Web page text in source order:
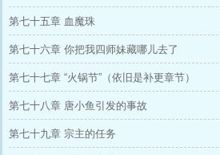
第七十五章 血魔珠
第七十六章 你把我四师妹藏哪儿去了
第七十七章 “火锅节”（依旧是补更章节）
第七十八章 唐小鱼引发的事故
第七十九章 宗主的任务